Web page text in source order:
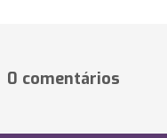
0 comentários